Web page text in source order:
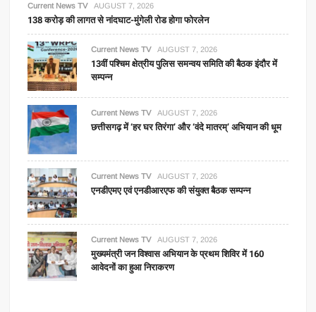
Current News TV AUGUST 7, 2026
138 करोड़ की लागत से नांदघाट-मुंगेली रोड होगा फोरलेन
Current News TV AUGUST 7, 2026
13वीं पश्चिम क्षेत्रीय पुलिस समन्वय समिति की बैठक इंदौर में
सम्पन्न
Current News TV AUGUST 7, 2026
छत्तीसगढ़ में ‘हर घर तिरंगा’ और ‘वंदे मातरम्’ अभियान की धूम
Current News TV AUGUST 7, 2026
एनडीएमए एवं एनडीआरएफ की संयुक्त बैठक सम्पन्न
Current News TV AUGUST 7, 2026
मुख्यमंत्री जन विश्वास अभियान के प्रथम शिविर में 160
आवेदनों का हुआ निराकरण